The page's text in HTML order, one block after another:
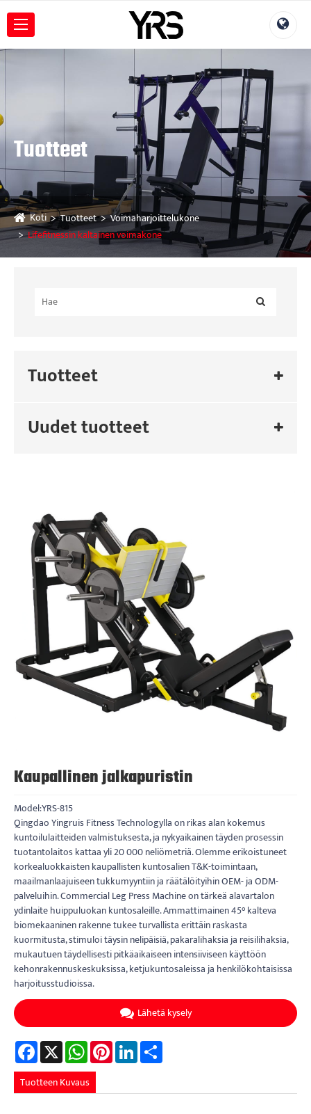
Tuotteet
Koti Tuotteet
Voimaharjoittelukone
Lifefitnessin kaltainen voimakone
Tuotteet
Uudet tuotteet
Kaupallinen jalkapuristin
Model:YRS-815
Qingdao Yingruis Fitness Technologylla on rikas alan kokemus
kuntoilulaitteiden valmistuksesta, ja nykyaikainen täyden prosessin
tuotantolaitos kattaa yli 20 000 neliömetriä. Olemme erikoistuneet
korkealuokkaisten kaupallisten kuntosalien T&K-toimintaan,
maailmanlaajuiseen tukkumyyntiin ja räätälöityihin OEM- ja ODM-
palveluihin. Commercial Leg Press Machine on tärkeä alavartalon
ydinlaite huippuluokan kuntosaleille. Ammattimainen 45° kalteva
biomekaaninen rakenne tukee turvallista erittäin raskasta
kuormitusta, stimuloi täysin nelipäisiä, pakaralihaksia ja reisilihaksia,
mukautuen täydellisesti pitkäaikaiseen intensiiviseen käyttöön
kehonrakennuskeskuksissa, ketjukuntosaleissa ja henkilökohtaisissa
harjoitusstudioissa.
Lähetä kysely
Facebook
X WhatsAppPinterestLinkedIn
Tuotteen Kuvaus